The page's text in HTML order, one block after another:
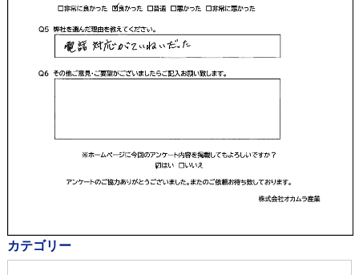
カテゴリー